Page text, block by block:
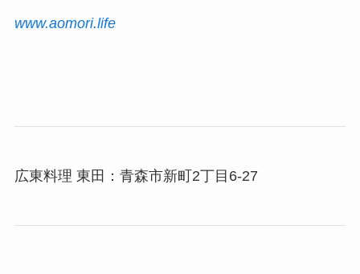
www.aomori.life
広東料理 東田：青森市新町2丁目6-27